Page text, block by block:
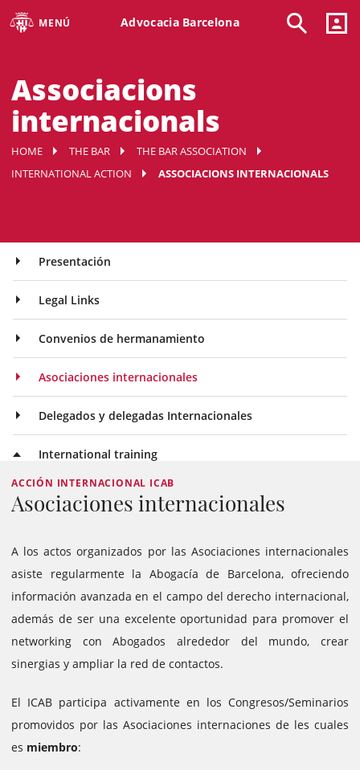
MENÚ Advocacia Barcelona
Associacions
internacionals
HOME THE BAR
THE BAR ASSOCIATION
INTERNATIONAL ACTION
ASSOCIACIONS INTERNACIONALS
Presentación
Legal Links
Convenios de hermanamiento
Asociaciones internacionales
Delegados y delegadas Internacionales
International training
ACCIÓN INTERNACIONAL ICAB
Asociaciones internacionales
A los actos organizados por las Asociaciones internacionales
asiste regularmente la Abogacía de Barcelona, ofreciendo
información avanzada en el campo del derecho internacional,
además de ser una excelente oportunidad para promover el
networking con Abogados alrededor del mundo, crear
sinergias y ampliar la red de contactos.
El ICAB participa activamente en los Congresos/Seminarios
promovidos por las Asociaciones internaciones de les cuales
es miembro: